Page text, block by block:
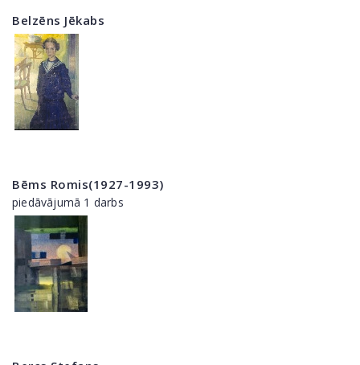
Belzēns Jēkabs
Bēms Romis(1927-1993)
piedāvājumā 1 darbs